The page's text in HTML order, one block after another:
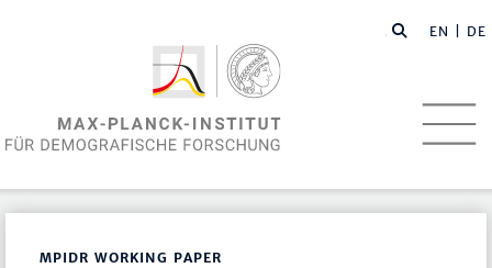
EN | DE
MPIDR WORKING PAPER